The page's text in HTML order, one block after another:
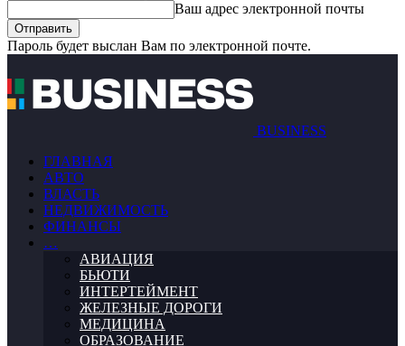
Ваш адрес электронной почты
Пароль будет выслан Вам по электронной почте.
BUSINESS
ГЛАВНАЯ
АВТО
ВЛАСТЬ
НЕДВИЖИМОСТЬ
ФИНАНСЫ
…
АВИАЦИЯ
БЬЮТИ
ИНТЕРТЕЙМЕНТ
ЖЕЛЕЗНЫЕ ДОРОГИ
МЕДИЦИНА
ОБРАЗОВАНИЕ